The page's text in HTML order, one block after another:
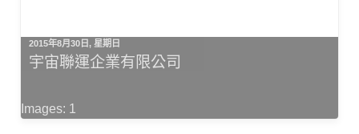
2015年8月30日, 星期日
宇宙聯運企業有限公司
Images: 1